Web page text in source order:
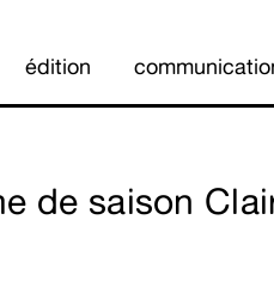
édition
de saison